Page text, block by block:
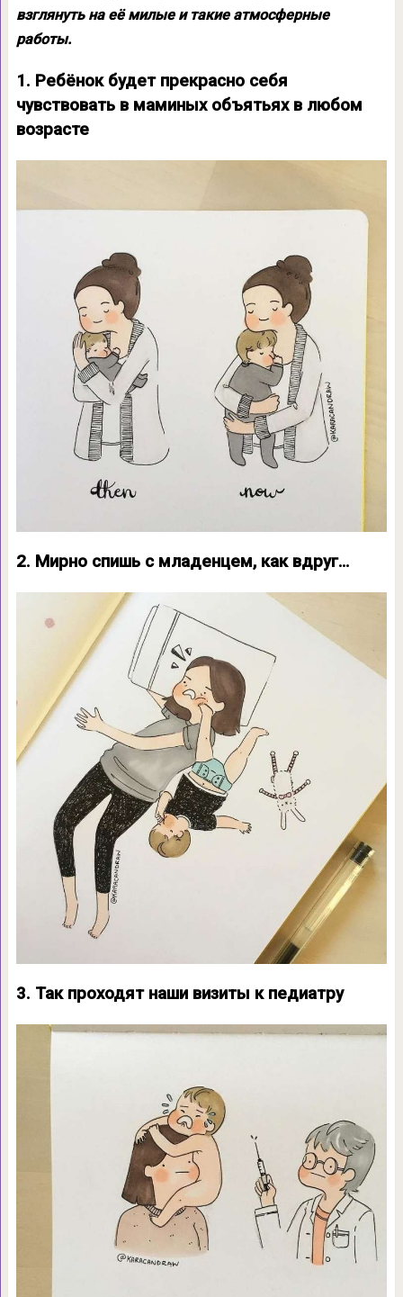
взглянуть на её милые и такие атмосферные
работы.
1. Ребёнок будет прекрасно себя
чувствовать в маминых объятьях в любом
возрасте
2. Мирно спишь с младенцем, как вдруг…
3. Так проходят наши визиты к педиатру